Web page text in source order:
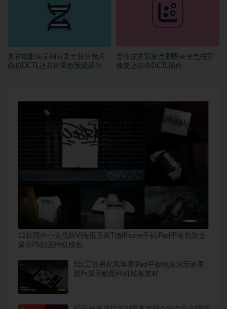
复古电影美学柯达富士胶片负片
模拟DCTL达芬奇调色预设插件
专业皮肤瑕疵色彩图表变色校正
修复达芬奇DCTL插件
12款国外小众品牌Vi海报卫衣T恤iPhone手机iPad平板包装盒
展示PS贴图样机模板
5款工业黑化风苹果iPad平板电脑演示效果
图Ps展示贴图样机模板素材